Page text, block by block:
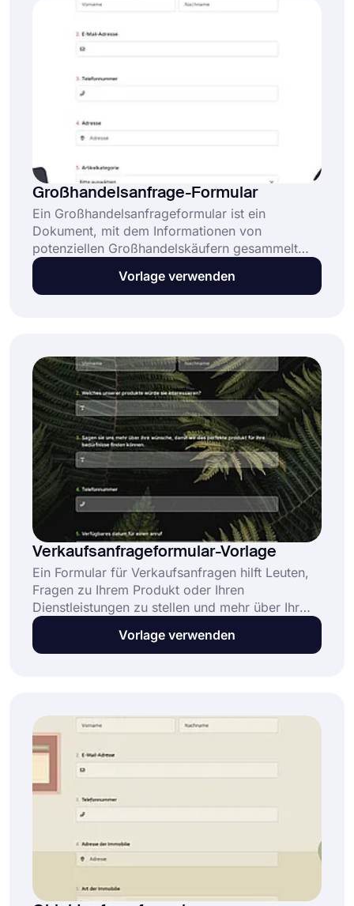
Großhandelsanfrage-Formular
Ein Großhandelsanfrageformular ist ein
Dokument, mit dem Informationen von
potenziellen Großhandelskäufern gesammelt
werden. Wenn Sie ein Großhandelsunternehmen
haben oder daran interessiert sind, in dieses
erstellen und Anfragen von Ihren potenziellen
Käufern zu erhalten.
Vorlage verwenden
Verkaufsanfrageformular-Vorlage
Ein Formular für Verkaufsanfragen hilft Leuten,
Fragen zu Ihrem Produkt oder Ihren
Dienstleistungen zu stellen und mehr über Ihr
Unternehmen zu erfahren. Neben Anzeigen
können auch Verkaufsanfragen zur
zu erstellen!
Vorlage verwenden